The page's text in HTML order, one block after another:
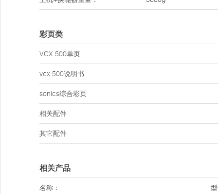
彩页类
VCX 500单页
vcx 500说明书
sonics综合彩页
相关配件
其它配件
相关产品
名称：